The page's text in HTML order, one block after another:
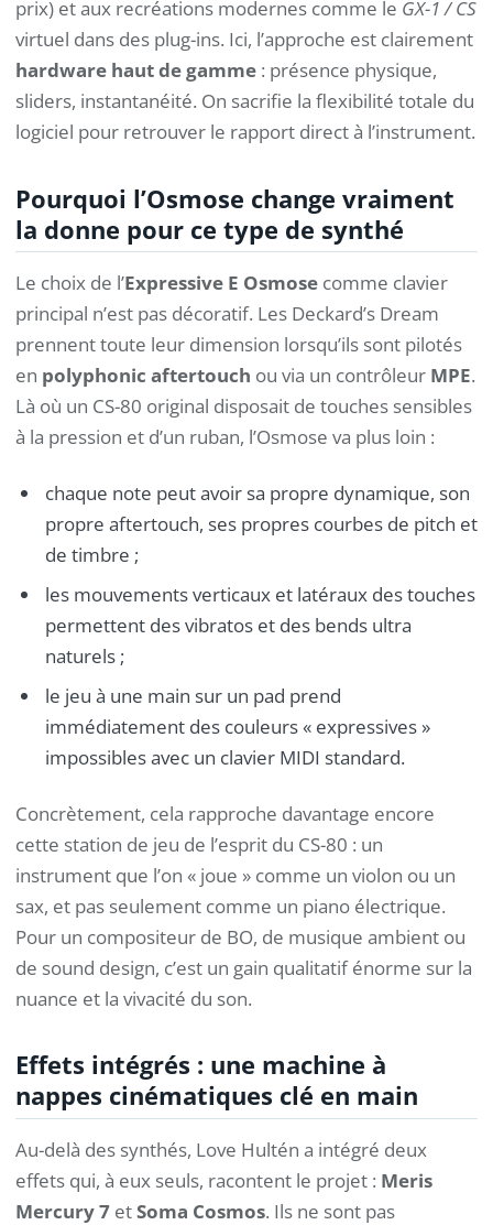
prix) et aux recréations modernes comme le GX-1 / CS
virtuel dans des plug-ins. Ici, l’approche est clairement
hardware haut de gamme : présence physique,
sliders, instantanéité. On sacrifie la flexibilité totale du
logiciel pour retrouver le rapport direct à l’instrument.
Pourquoi l’Osmose change vraiment
la donne pour ce type de synthé
Le choix de l’Expressive E Osmose comme clavier
principal n’est pas décoratif. Les Deckard’s Dream
prennent toute leur dimension lorsqu’ils sont pilotés
en polyphonic aftertouch ou via un contrôleur MPE.
Là où un CS-80 original disposait de touches sensibles
à la pression et d’un ruban, l’Osmose va plus loin :
chaque note peut avoir sa propre dynamique, son
propre aftertouch, ses propres courbes de pitch et
de timbre ;
les mouvements verticaux et latéraux des touches
permettent des vibratos et des bends ultra
naturels ;
le jeu à une main sur un pad prend
immédiatement des couleurs « expressives »
impossibles avec un clavier MIDI standard.
Concrètement, cela rapproche davantage encore
cette station de jeu de l’esprit du CS-80 : un
instrument que l’on « joue » comme un violon ou un
sax, et pas seulement comme un piano électrique.
Pour un compositeur de BO, de musique ambient ou
de sound design, c’est un gain qualitatif énorme sur la
nuance et la vivacité du son.
Effets intégrés : une machine à
nappes cinématiques clé en main
Au-delà des synthés, Love Hultén a intégré deux
effets qui, à eux seuls, racontent le projet : Meris
Mercury 7 etSoma Cosmos. Ils ne sont pas